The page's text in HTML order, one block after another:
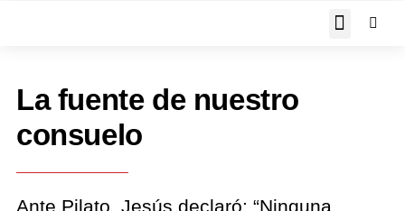
La fuente de nuestro
consuelo
Ante Pilato, Jesús declaró: “Ninguna